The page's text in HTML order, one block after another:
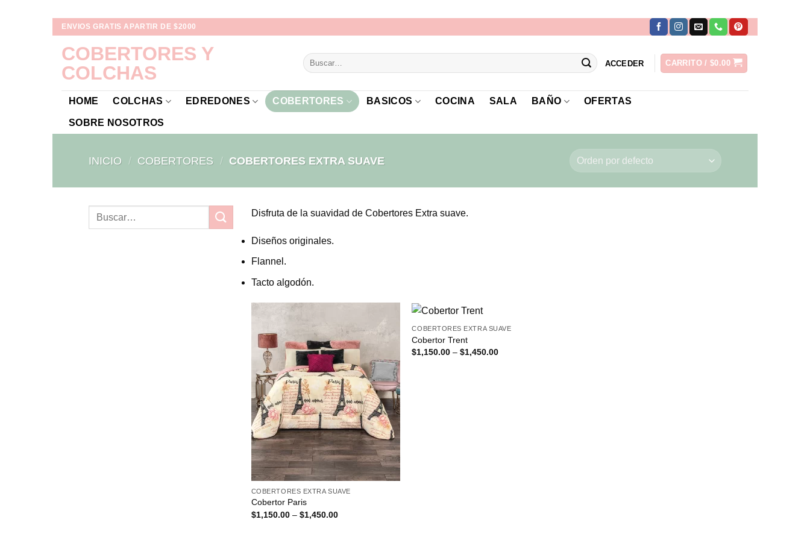
Skip
content
ENVIOS GRATIS APARTIR DE $2000
COBERTORES Y
COLCHAS
Buscar
por:
ACCEDER CARRITO /$0.00
HOME COLCHAS EDREDONES COBERTORES BASICOS COCINA SALA BAÑO OFERTAS
SOBRE NOSOTROS
INICIO / COBERTORES / COBERTORES EXTRA SUAVE
Disfruta de la suavidad de Cobertores Extra suave.
Diseños originales.
Flannel.
Tacto algodón.
COBERTORES EXTRA SUAVE
Cobertor Paris
$1,150.00 – $1,450.00Price
COBERTORES EXTRA SUAVE
Cobertor Trent
$1,150.00 – $1,450.00Price